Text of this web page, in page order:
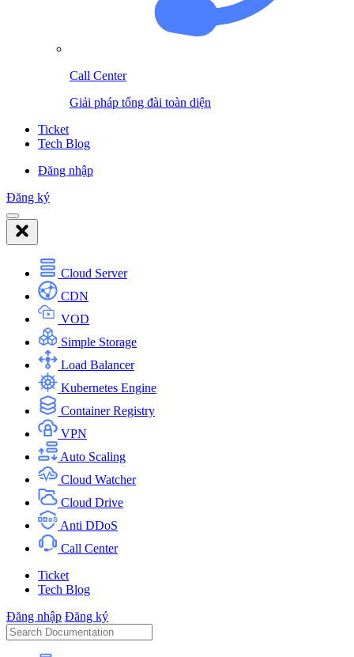
Call Center
Giải pháp tổng đài toàn diện
Ticket
Tech Blog
Đăng nhập
Đăng ký
Cloud Server
CDN
VOD
Simple Storage
Load Balancer
Kubernetes Engine
Container Registry
VPN
Auto Scaling
Cloud Watcher
Cloud Drive
Anti DDoS
Call Center
Ticket
Tech Blog
Đăng nhập Đăng ký